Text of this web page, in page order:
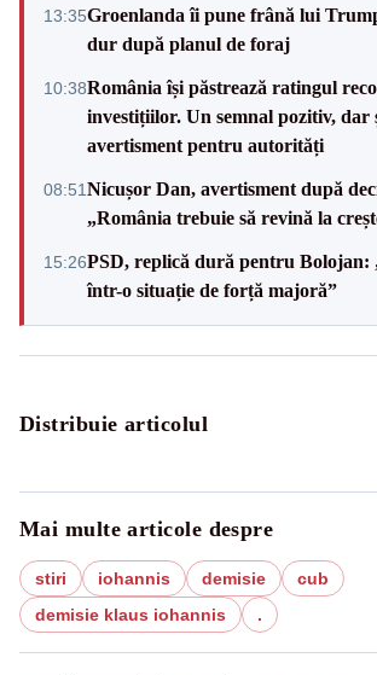
13:35Groenlanda îi pune frână lui
dur după planul de foraj
10:38România își păstrează ratingul
investițiilor. Un semnal pozitiv, dar
avertisment pentru autorități
08:51Nicușor Dan, avertisment după
„România trebuie să revină la
15:26PSD, replică dură pentru Bolojan:
într-o situație de forță majoră”
Distribuie articolul
Mai multe articole despre
stiri iohannis demisie
cub
demisie klaus iohannis
.